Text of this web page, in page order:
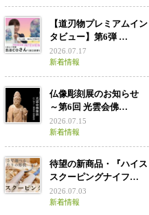
【道刃物プレミアムイン
タビュー】第6弾 …
2026.07.17
新着情報
仏像彫刻展のお知らせ
～第6回 光雲会佛…
2026.07.15
新着情報
待望の新商品・『ハイス
スクーピングナイフ…
2026.07.03
新着情報